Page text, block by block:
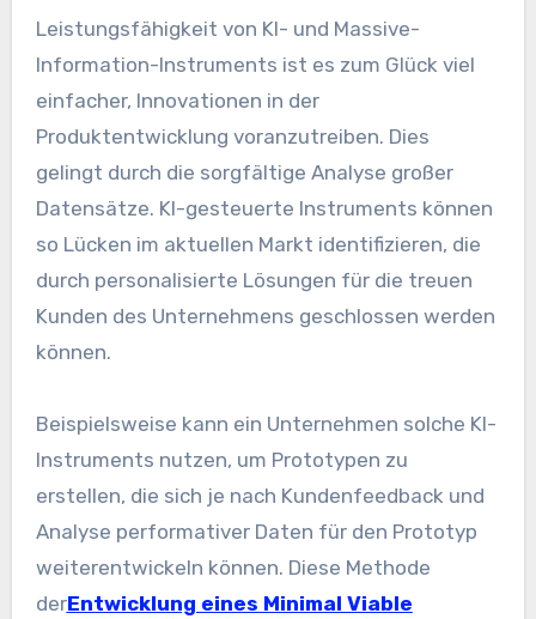
Leistungsfähigkeit von KI- und Massive-
Information-Instruments ist es zum Glück viel
einfacher, Innovationen in der
Produktentwicklung voranzutreiben. Dies
gelingt durch die sorgfältige Analyse großer
Datensätze. KI-gesteuerte Instruments können
so Lücken im aktuellen Markt identifizieren, die
durch personalisierte Lösungen für die treuen
Kunden des Unternehmens geschlossen werden
können.
Beispielsweise kann ein Unternehmen solche KI-
Instruments nutzen, um Prototypen zu
erstellen, die sich je nach Kundenfeedback und
Analyse performativer Daten für den Prototyp
weiterentwickeln können. Diese Methode
derEntwicklung eines Minimal Viable